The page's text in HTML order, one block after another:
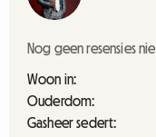
Nog geen resensies nie
Woon in:
Ouderdom:
Gasheer sedert: